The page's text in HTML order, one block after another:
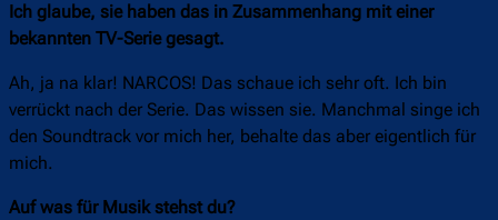
Ich glaube, sie haben das in Zusammenhang mit einer
bekannten TV-Serie gesagt.
Ah, ja na klar! NARCOS! Das schaue ich sehr oft. Ich bin
verrückt nach der Serie. Das wissen sie. Manchmal singe ich
den Soundtrack vor mich her, behalte das aber eigentlich für
mich.
Auf was für Musik stehst du?